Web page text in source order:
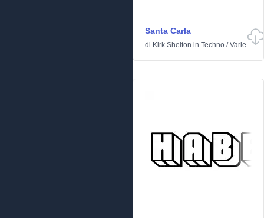
Santa Carla
di Kirk Shelton in Techno /Varie